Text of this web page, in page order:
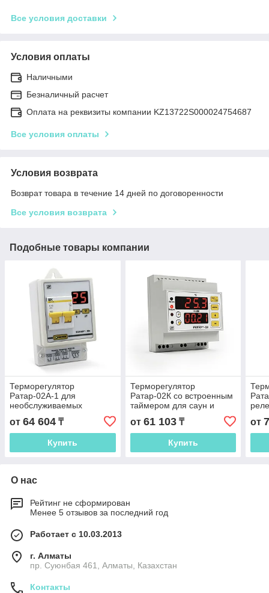
Все условия доставки
Условия оплаты
Наличными
Безналичный расчет
Оплата на реквизиты компании KZ13722S000024754687
Все условия оплаты
Условия возврата
Возврат товара в течение 14 дней по договоренности
Все условия возврата
Подобные товары компании
Терморегулятор
Ратар-02А-1 для
необслуживаемых
от 64 604 ₸
Купить
Терморегулятор
Ратар-02К со встроенным
таймером для саун и
от 61 103₸
Купить
от
О нас
Рейтинг не сформирован
Менее 5 отзывов за последний год
Работает с 10.03.2013
г. Алматы
пр. Суюнбая 461, Алматы, Казахстан
Контакты